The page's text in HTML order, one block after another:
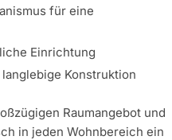
für eine
Einrichtung
Konstruktion
Raumangebot und
in jeden Wohnbereich ein